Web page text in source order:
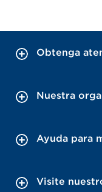
Obtenga
Nuestra
Ayuda para
Visite